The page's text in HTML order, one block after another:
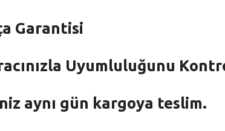
Garantisi
Uyumluluğunu
aynı gün kargoya teslim.